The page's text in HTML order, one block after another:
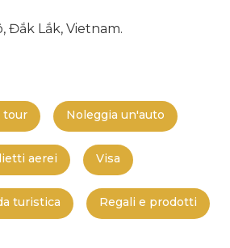
Đắk Lắk, Vietnam.
tour Noleggia un'auto
aerei Visa
turistica Regali e prodotti